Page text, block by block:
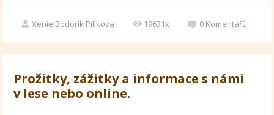
Xenie Bodorík Pilíkova 19631x 0 Komentářů
Prožitky, zážitky a informace s námi
v lese nebo online.